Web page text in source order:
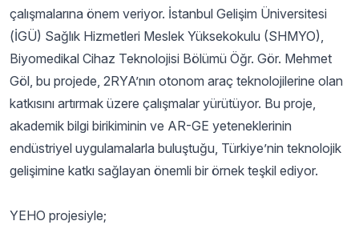
çalışmalarına önem veriyor. İstanbul Gelişim Üniversitesi
(İGÜ) Sağlık Hizmetleri Meslek Yüksekokulu (SHMYO),
Biyomedikal Cihaz Teknolojisi Bölümü Öğr. Gör. Mehmet
Göl, bu projede, 2RYA’nın otonom araç teknolojilerine olan
katkısını artırmak üzere çalışmalar yürütüyor. Bu proje,
akademik bilgi birikiminin ve AR-GE yeteneklerinin
endüstriyel uygulamalarla buluştuğu, Türkiye’nin teknolojik
gelişimine katkı sağlayan önemli bir örnek teşkil ediyor.
YEHO projesiyle;